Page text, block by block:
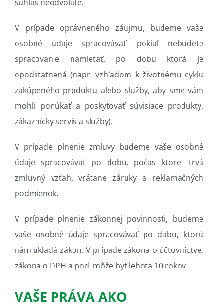
súhlas neodvoláte.
V prípade oprávneného záujmu, budeme vaše
osobné údaje spracovávať, pokiaľ nebudete
spracovanie namietať, po dobu ktorá je
opodstatnená (napr. vzhľadom k životnému cyklu
zakúpeného produktu alebo služby, aby sme vám
mohli ponúkať a poskytovať súvisiace produkty,
zákaznícky servis a služby).
V prípade plnenie zmluvy budeme vaše osobné
údaje spracovávať po dobu, počas ktorej trvá
zmluvný vzťah, vrátane záruky a reklamačných
podmienok.
V prípade plnenie zákonnej povinnosti, budeme
vaše osobné údaje spracovávať po dobu, ktorú
nám ukladá zákon. V prípade zákona o účtovníctve,
zákona o DPH a pod. môže byť lehota 10 rokov.
VAŠE PRÁVA AKO